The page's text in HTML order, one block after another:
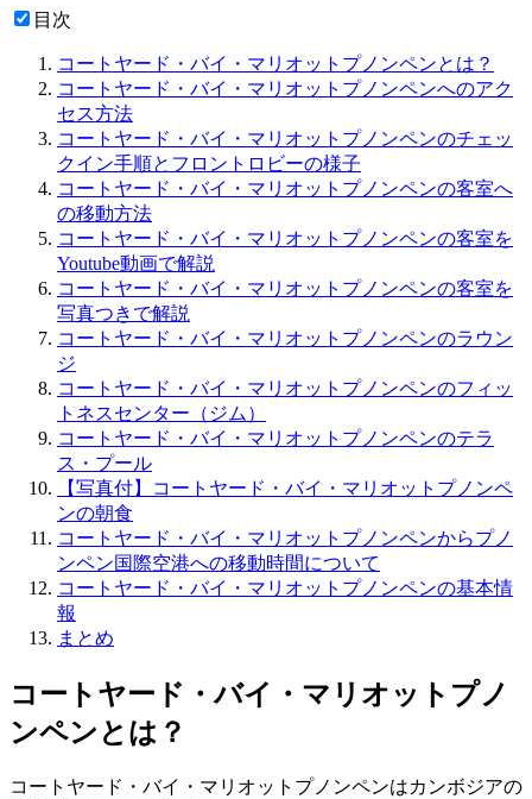
目次
コートヤード・バイ・マリオットプノンペンとは？
コートヤード・バイ・マリオットプノンペンへのアク
セス方法
コートヤード・バイ・マリオットプノンペンのチェッ
クイン手順とフロントロビーの様子
コートヤード・バイ・マリオットプノンペンの客室へ
の移動方法
コートヤード・バイ・マリオットプノンペンの客室を
Youtube動画で解説
コートヤード・バイ・マリオットプノンペンの客室を
写真つきで解説
コートヤード・バイ・マリオットプノンペンのラウン
ジ
コートヤード・バイ・マリオットプノンペンのフィッ
トネスセンター（ジム）
コートヤード・バイ・マリオットプノンペンのテラ
ス・プール
【写真付】コートヤード・バイ・マリオットプノンペ
ンの朝食
コートヤード・バイ・マリオットプノンペンからプノ
ンペン国際空港への移動時間について
コートヤード・バイ・マリオットプノンペンの基本情
報
まとめ
コートヤード・バイ・マリオットプノ
ンペンとは？
コートヤード・バイ・マリオットプノンペンはカンボジアの